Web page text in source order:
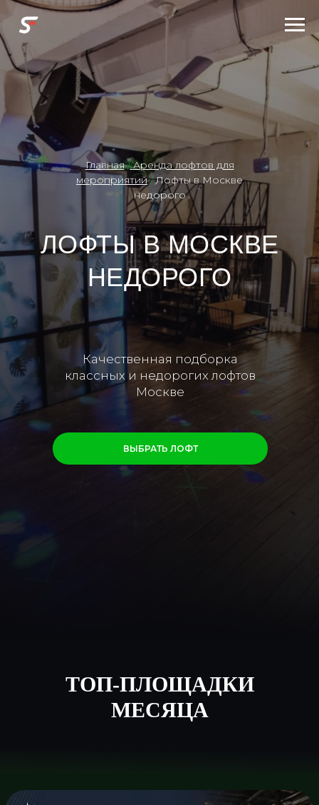
ЛОФТЫ В МОСКВЕ
НЕДОРОГО
Качественная подборка
классных и недорогих лофтов
Москве
ВЫБРАТЬ ЛОФТ
Главная / Аренда лофтов для
мероприятий /Лофты в Москве
недорого
ТОП-ПЛОЩАДКИ
МЕСЯЦА
НАБОРЫ, ГОТОВЫЕ К ВАШЕМУ